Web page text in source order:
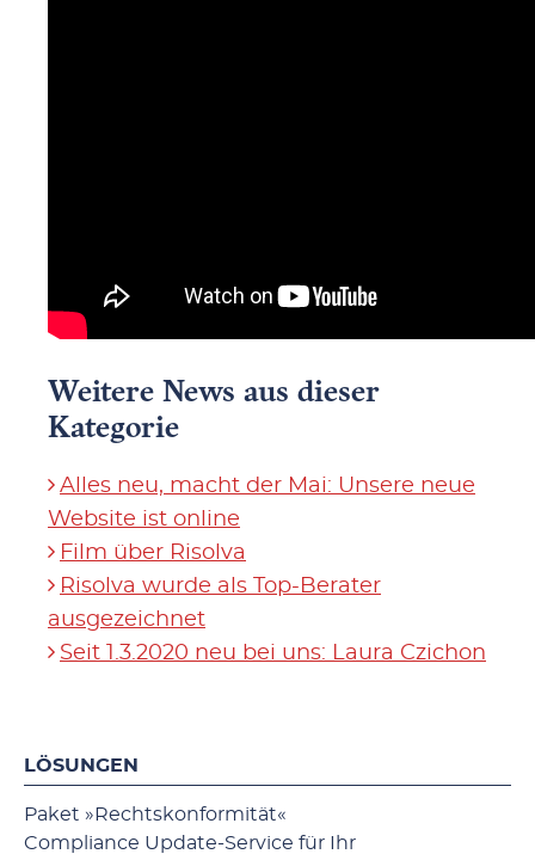
Weitere News aus dieser
Kategorie
Alles neu, macht der Mai: Unsere neue
Website ist online
Film über Risolva
Risolva wurde als Top-Berater
ausgezeichnet
Seit 1.3.2020 neu bei uns: Laura Czichon
LÖSUNGEN
Paket »Rechtskonformität«
Compliance Update-Service für Ihr